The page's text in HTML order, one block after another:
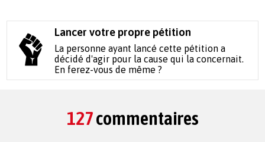
Lancer votre propre pétition
La personne ayant lancé cette pétition a
décidé d'agir pour la cause qui la concernait.
En ferez-vous de même ?
127commentaires